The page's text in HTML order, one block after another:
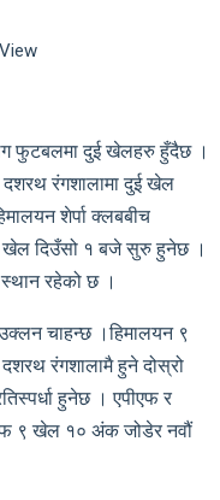
View
फुटबलमा दुई खेलहरु हुँदैछ ।
रंगशालामा दुई खेल
शेर्पा क्लबबीच
खेल दिउँसो १ बजे सुरु हुनेछ ।
रहेको छ ।
चाहन्छ ।हिमालयन ९
रंगशालामै हुने दोस्रो
हुनेछ । एपीएफ र
९ खेल १० अंक जोडेर नवौं